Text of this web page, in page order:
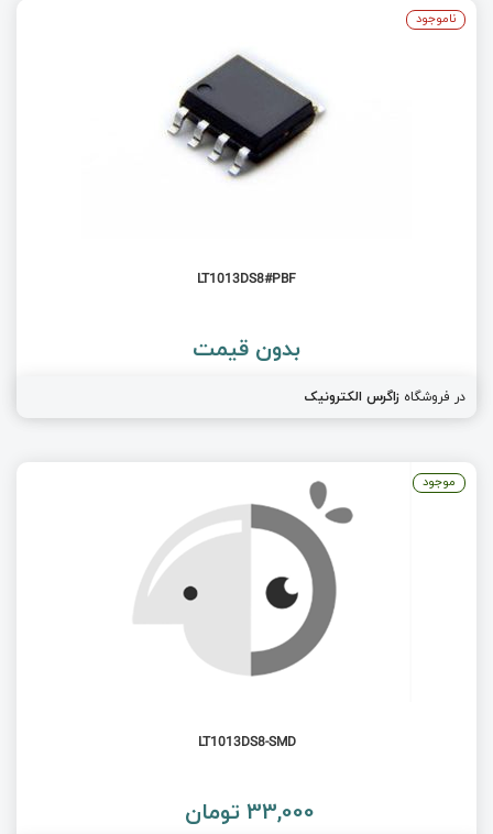
LT1013DS8#PBF
بدون قیمت
در فروشگاه زاگرس الکترونیک
ناموجود
LT1013DS8-SMD
33,000 تومان
موجود